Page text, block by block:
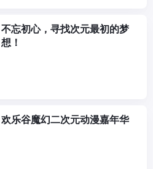
不忘初心，寻找次元最初的梦
想！
欢乐谷魔幻二次元动漫嘉年华